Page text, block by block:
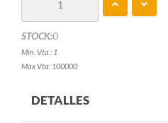
STOCK:0
Min. Vta.: 1
Max Vta: 100000
DETALLES